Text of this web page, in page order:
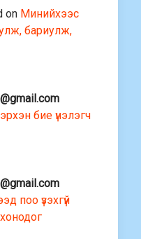
on Минийхээс
бариулж,
бие үнэлэгч
поо үзэхгүй